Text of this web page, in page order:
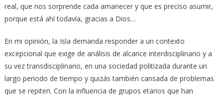
real, que nos sorprende cada amanecer y que es preciso asumir,
porque está ahí todavía, gracias a Dios…
En mi opinión, la Isla demanda responder a un contexto
excepcional que exige de análisis de alcance interdisciplinario y a
su vez transdisciplinario, en una sociedad politizada durante un
largo periodo de tiempo y quizás también cansada de problemas
que se repiten. Con la influencia de grupos etarios que han